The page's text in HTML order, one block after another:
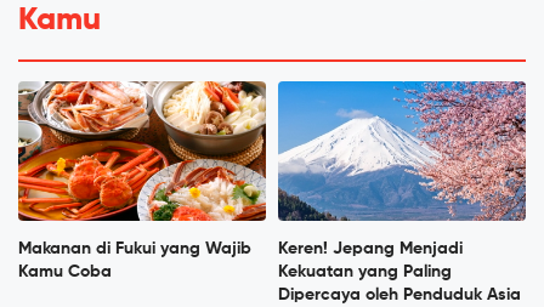
Kamu
Makanan di Fukui yang Wajib
Kamu Coba
Keren! Jepang Menjadi
Kekuatan yang Paling
Dipercaya oleh Penduduk Asia